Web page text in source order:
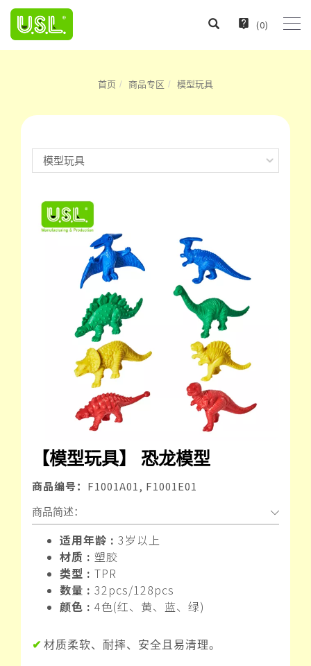
(0)
首页 商品专区 模型玩具
【模型玩具】 恐龙模型
商品编号： F1001A01, F1001E01
商品简述：
适用年龄 : 3岁以上
材质 : 塑胶
类型 : TPR
数量 : 32pcs/128pcs
颜色 : 4色(红、黄、蓝、绿)
✔ 材质柔软、耐摔、安全且易清理。